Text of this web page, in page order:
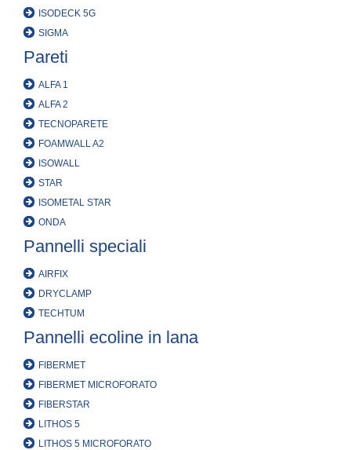
ISODECK 5G
SIGMA
Pareti
ALFA 1
ALFA 2
TECNOPARETE
FOAMWALL A2
ISOWALL
STAR
ISOMETAL STAR
ONDA
Pannelli speciali
AIRFIX
DRYCLAMP
TECHTUM
Pannelli ecoline in lana
FIBERMET
FIBERMET MICROFORATO
FIBERSTAR
LITHOS 5
LITHOS 5 MICROFORATO